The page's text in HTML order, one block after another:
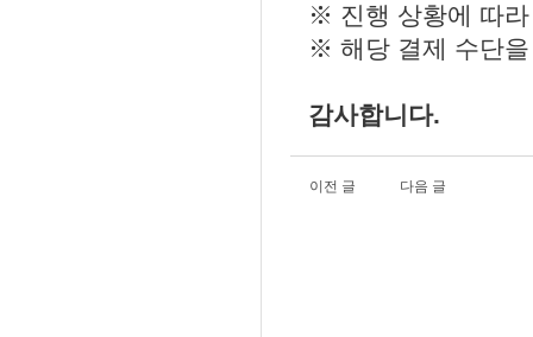
※ 진행 상황에 따
※ 해당 결제 수단
감사합니다.
이전 글 다음 글